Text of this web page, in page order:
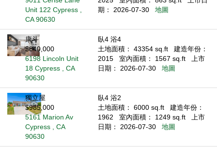
Unit 122 Cypress ,
CA 90630
期： 2026-07-30
地圖
康斗
$840,000
6198 Lincoln Unit
18 Cypress , CA
90630
臥4 浴4
土地面積： 43354 sq.ft
建造年份：
2015
室內面積： 1567 sq.ft
上市
日期： 2026-07-30
地圖
獨立屋
$985,000
5161 Marion Av
Cypress , CA
90630
臥4 浴2
土地面積： 6000 sq.ft
建造年份：
1962
室內面積： 1249 sq.ft
上市
日期： 2026-07-30
地圖